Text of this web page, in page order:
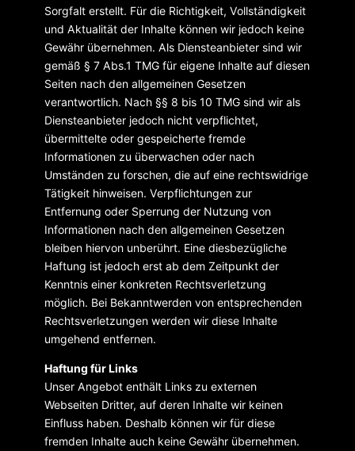
Sorgfalt erstellt. Für die Richtigkeit, Vollständigkeit
und Aktualität der Inhalte können wir jedoch keine
Gewähr übernehmen. Als Diensteanbieter sind wir
gemäß § 7 Abs.1 TMG für eigene Inhalte auf diesen
Seiten nach den allgemeinen Gesetzen
verantwortlich. Nach §§ 8 bis 10 TMG sind wir als
Diensteanbieter jedoch nicht verpflichtet,
übermittelte oder gespeicherte fremde
Informationen zu überwachen oder nach
Umständen zu forschen, die auf eine rechtswidrige
Tätigkeit hinweisen. Verpflichtungen zur
Entfernung oder Sperrung der Nutzung von
Informationen nach den allgemeinen Gesetzen
bleiben hiervon unberührt. Eine diesbezügliche
Haftung ist jedoch erst ab dem Zeitpunkt der
Kenntnis einer konkreten Rechtsverletzung
möglich. Bei Bekanntwerden von entsprechenden
Rechtsverletzungen werden wir diese Inhalte
umgehend entfernen.
Haftung für Links
Unser Angebot enthält Links zu externen
Webseiten Dritter, auf deren Inhalte wir keinen
Einfluss haben. Deshalb können wir für diese
fremden Inhalte auch keine Gewähr übernehmen.